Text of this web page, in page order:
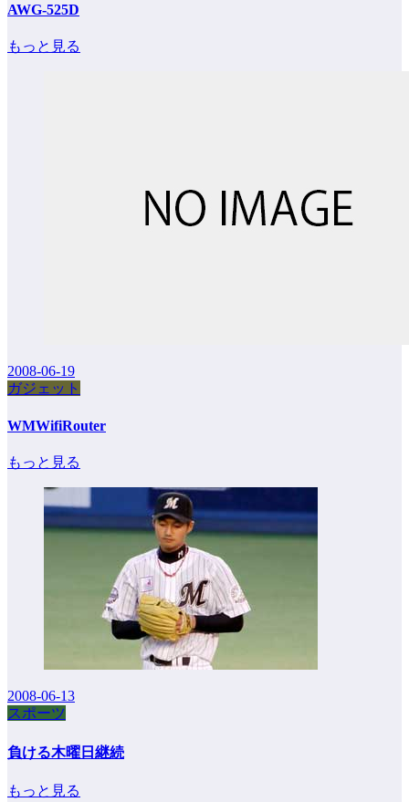
AWG-525D
もっと見る
2008-06-19
ガジェット
WMWifiRouter
もっと見る
2008-06-13
スポーツ
負ける木曜日継続
もっと見る